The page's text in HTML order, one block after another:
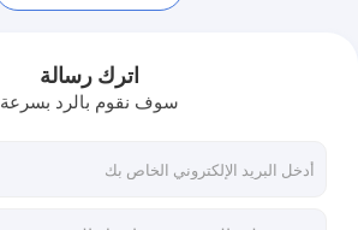
منتجات نظرة خاطفة
اترك رسالة
سوف نقوم بالرد بسرعة